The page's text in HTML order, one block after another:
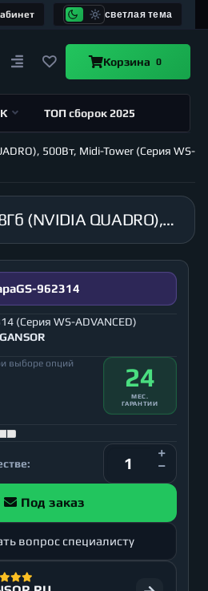
светлая тема
Корзина 0
ТОП сборок 2025
500Вт, Midi-Tower (Серия WS-
Рабочая станция GANSOR-962314 Intel i9-10980XE 3.0 ГГц, X299, 64Гб 2666 МГц, SSD 480Гб, HDD 3Тб, RTX 4000 8Гб (NVIDIA QUADRO), 500Вт, Midi-Tower (Серия WS-ADVANCED)
GS-962314
(Серия WS-ADVANCED)
GANSOR
выборе опций 24
МЕС.
ГАРАНТИИ
Под заказ
вопрос специалисту